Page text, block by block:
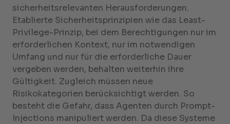
sicherheitsrelevanten Herausforderungen.
Etablierte Sicherheitsprinzipien wie das Least-
Privilege-Prinzip, bei dem Berechtigungen nur im
erforderlichen Kontext, nur im notwendigen
Umfang und nur für die erforderliche Dauer
vergeben werden, behalten weiterhin ihre
Gültigkeit. Zugleich müssen neue
Risikokategorien berücksichtigt werden. So
besteht die Gefahr, dass Agenten durch Prompt-
Injections manipuliert werden. Da diese Systeme